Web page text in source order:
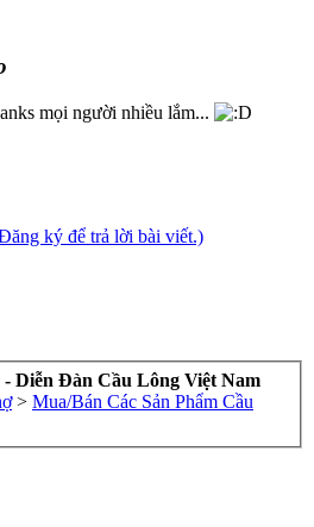
mọi người nhiều lắm...
ký để trả lời bài viết.)
Diễn Đàn Cầu Lông Việt Nam
> Mua/Bán Các Sản Phẩm Cầu